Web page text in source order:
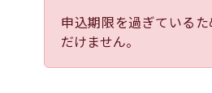
申込期限を過ぎている
だけません。